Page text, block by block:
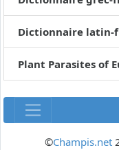
Dictionnaire latin-
Plant Parasites of
©Champis.net